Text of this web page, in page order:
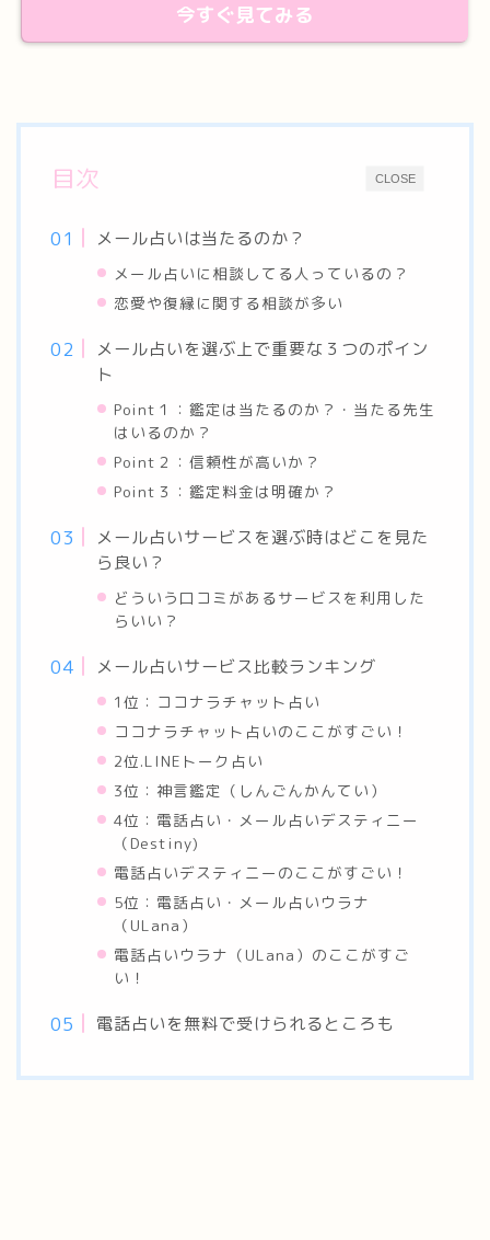
今すぐ見てみる
CLOSE
目次
メール占いは当たるのか？
メール占いに相談してる人っているの？
恋愛や復縁に関する相談が多い
メール占いを選ぶ上で重要な３つのポイン
ト
Point１：鑑定は当たるのか？・当たる先生
はいるのか？
Point２：信頼性が高いか？
Point３：鑑定料金は明確か？
メール占いサービスを選ぶ時はどこを見た
ら良い？
どういう口コミがあるサービスを利用した
らいい？
メール占いサービス比較ランキング
1位：ココナラチャット占い
ココナラチャット占いのここがすごい！
2位.LINEトーク占い
3位：神言鑑定（しんごんかんてい）
4位：電話占い・メール占いデスティニー
（Destiny)
電話占いデスティニーのここがすごい！
5位：電話占い・メール占いウラナ
（ULana）
電話占いウラナ（ULana）のここがすご
い！
電話占いを無料で受けられるところも